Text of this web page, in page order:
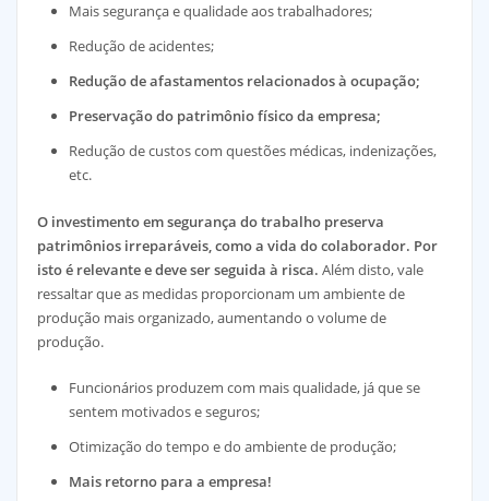
Mais segurança e qualidade aos trabalhadores;
Redução de acidentes;
Redução de afastamentos relacionados à ocupação;
Preservação do patrimônio físico da empresa;
Redução de custos com questões médicas, indenizações,
etc.
O investimento em segurança do trabalho preserva
patrimônios irreparáveis, como a vida do colaborador. Por
isto é relevante e deve ser seguida à risca. Além disto, vale
ressaltar que as medidas proporcionam um ambiente de
produção mais organizado, aumentando o volume de
produção.
Funcionários produzem com mais qualidade, já que se
sentem motivados e seguros;
Otimização do tempo e do ambiente de produção;
Mais retorno para a empresa!